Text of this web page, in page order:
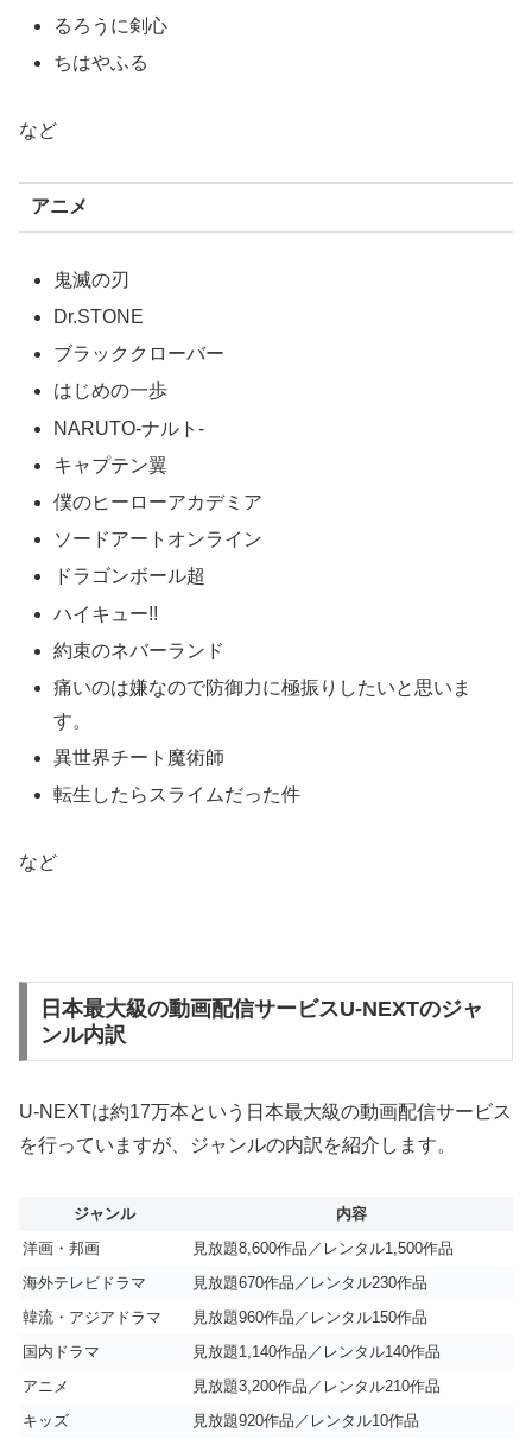
るろうに剣心
ちはやふる
など
アニメ
鬼滅の刃
Dr.STONE
ブラッククローバー
はじめの一歩
NARUTO‐ナルト‐
キャプテン翼
僕のヒーローアカデミア
ソードアートオンライン
ドラゴンボール超
ハイキュー!!
約束のネバーランド
痛いのは嫌なので防御力に極振りしたいと思いま
す。
異世界チート魔術師
転生したらスライムだった件
など
日本最大級の動画配信サービスU-NEXTのジャ
ンル内訳
U-NEXTは約17万本という日本最大級の動画配信サービス
を行っていますが、ジャンルの内訳を紹介します。
ジャンル
内容
洋画・邦画
見放題8,600作品／レンタル1,500作品
海外テレビドラマ
見放題670作品／レンタル230作品
韓流・アジアドラマ
見放題960作品／レンタル150作品
国内ドラマ
見放題1,140作品／レンタル140作品
アニメ
見放題3,200作品／レンタル210作品
キッズ
見放題920作品／レンタル10作品